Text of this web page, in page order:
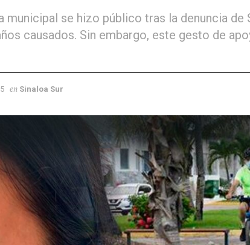
se hizo público tras la denuncia de
causados. Sin embargo, este gesto de
en Sinaloa Sur